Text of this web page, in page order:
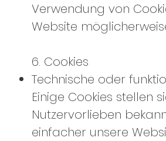
Verwendung von
Website
6. Cookies
Technische oder
Einige Cookies stellen
Nutzervorlieben
einfacher unsere